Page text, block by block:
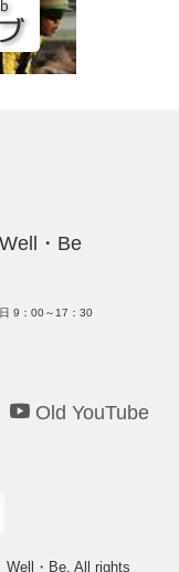
・Be
9：00～17：30
Old YouTube
Well・Be . All rights